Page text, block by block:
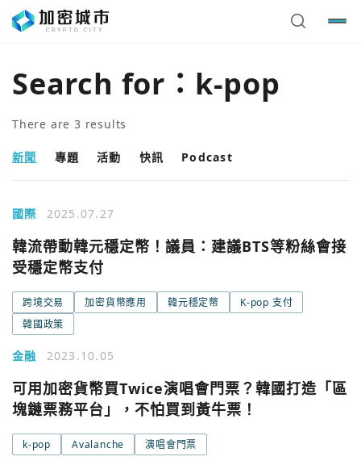
Search for： k-pop
There are 3 results
新聞 專題 活動 快訊 Podcast
國際 2025.07.27
韓流帶動韓元穩定幣！議員：建議BTS等粉絲會接
受穩定幣支付
跨境交易 加密貨幣應用 韓元穩定幣
K-pop 支付
韓國政策
金融 2023.10.05
可用加密貨幣買Twice演唱會門票？韓國打造「區
塊鏈票務平台」，不怕買到黃牛票！
k-pop Avalanche 演唱會門票
使用以下帳號繼續
Google
您已閒置5分鐘，請點擊關閉按鈕或空白處，即可回到加密
城市